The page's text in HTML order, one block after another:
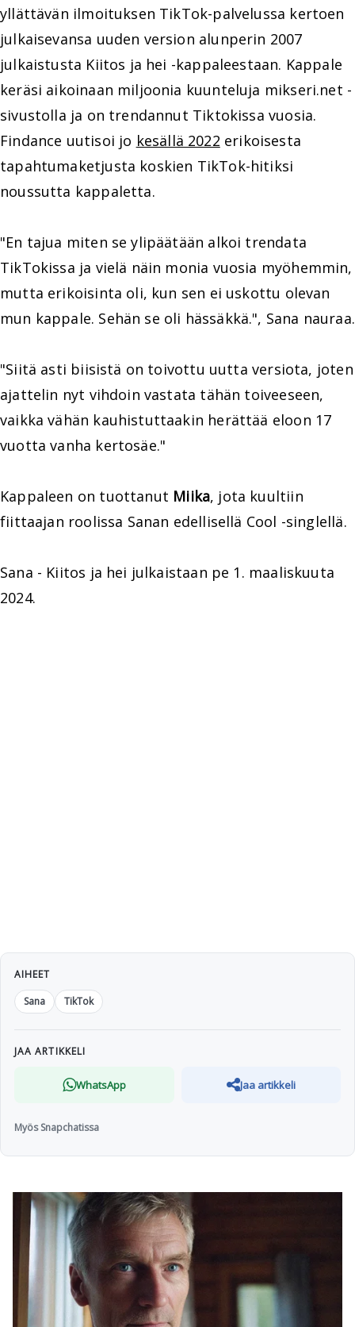
yllättävän ilmoituksen TikTok-palvelussa kertoen
julkaisevansa uuden version alunperin 2007
julkaistusta Kiitos ja hei -kappaleestaan. Kappale
keräsi aikoinaan miljoonia kuunteluja mikseri.net -
sivustolla ja on trendannut Tiktokissa vuosia.
Findance uutisoi jo kesällä 2022 erikoisesta
tapahtumaketjusta koskien TikTok-hitiksi
noussutta kappaletta.
"En tajua miten se ylipäätään alkoi trendata
TikTokissa ja vielä näin monia vuosia myöhemmin,
mutta erikoisinta oli, kun sen ei uskottu olevan
mun kappale. Sehän se oli hässäkkä.", Sana nauraa.
"Siitä asti biisistä on toivottu uutta versiota, joten
ajattelin nyt vihdoin vastata tähän toiveeseen,
vaikka vähän kauhistuttaakin herättää eloon 17
vuotta vanha kertosäe."
Kappaleen on tuottanut Miika, jota kuultiin
fiittaajan roolissa Sanan edellisellä Cool -singlellä.
Sana - Kiitos ja hei julkaistaan pe 1. maaliskuuta
2024.
AIHEET
Sana
TikTok
JAA ARTIKKELI
WhatsApp Jaa artikkeli
Myös Snapchatissa